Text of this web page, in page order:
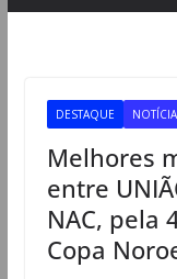
DESTAQUE
Melhores
entre
NAC, pela
Copa